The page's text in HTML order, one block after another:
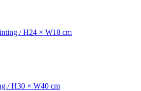
/ H24 × W18 cm
/ H30 × W40 cm